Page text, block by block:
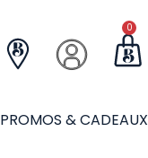
0
PROMOS & CADEAUX